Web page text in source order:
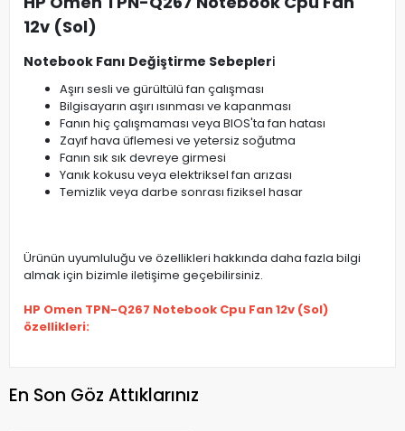
12v (Sol)
Notebook Fanı Değiştirme Sebepleri
Aşırı sesli ve gürültülü fan çalışması
Bilgisayarın aşırı ısınması ve kapanması
Fanın hiç çalışmaması veya BIOS'ta fan hatası
Zayıf hava üflemesi ve yetersiz soğutma
Fanın sık sık devreye girmesi
Yanık kokusu veya elektriksel fan arızası
Temizlik veya darbe sonrası fiziksel hasar
Ürünün uyumluluğu ve özellikleri hakkında daha fazla bilgi
almak için bizimle iletişime geçebilirsiniz.
HP Omen TPN-Q267 Notebook Cpu Fan 12v (Sol)
özellikleri:
En Son Göz Attıklarınız